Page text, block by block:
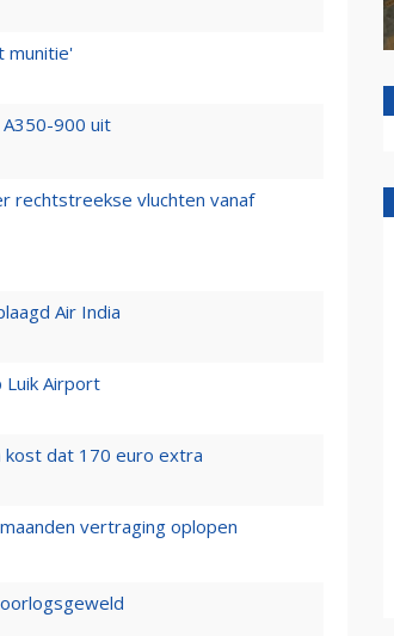
munitie'
900 uit
rechtstreekse vluchten vanaf
Air India
Luik Airport
kost dat 170 euro extra
vertraging oplopen